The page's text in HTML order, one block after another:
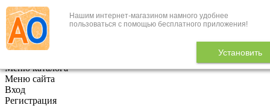
Нашим интернет-магазином намного удобнее
пользоваться с помощью бесплатного приложения!
Установить
+7 (495) 646-888-1
В корзине 0
Меню каталога
Меню сайта
Вход
Регистрация